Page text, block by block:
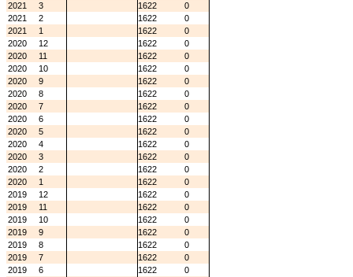
2021
3 1622
0
2021
2 1622
0
2021
1 1622
0
2020
12 1622
0
2020
11 1622
0
2020
10 1622
0
2020
9 1622
0
2020
8 1622
0
2020
7 1622
0
2020
6 1622
0
2020
5 1622
0
2020
4 1622
0
2020
3 1622
0
2020
2 1622
0
2020
1 1622
0
2019
12 1622
0
2019
11 1622
0
2019
10 1622
0
2019
9 1622
0
2019
8 1622
0
2019
7 1622
0
2019
6 1622
0